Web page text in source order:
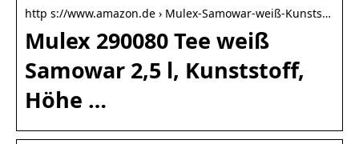
http s://www.amazon.de › Mulex-Samowar-weiß-Kunsts…
Mulex 290080 Tee weiß
Samowar 2,5 l, Kunststoff,
Höhe …